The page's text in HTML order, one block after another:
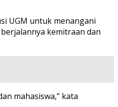
UGM untuk menangani
kemitraan dan
mahasiswa,” kata